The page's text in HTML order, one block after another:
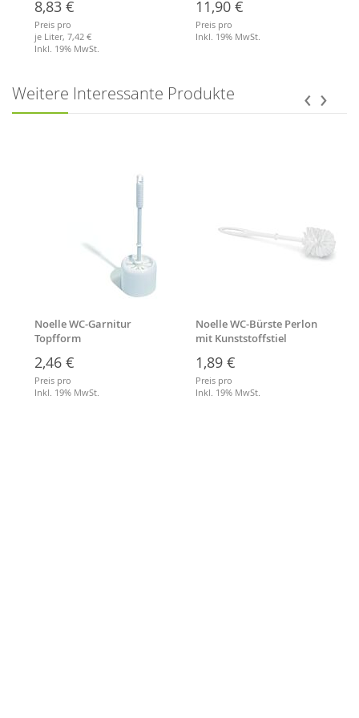
8,83 €
Preis pro
je Liter,7,42 €
Inkl. 19% MwSt.
11,90 €
Preis pro
Inkl. 19% MwSt.
Weitere Interessante Produkte
Noelle WC-Garnitur
Topfform
2,46 €
Preis pro
Inkl. 19% MwSt.
Noelle WC-Bürste Perlon
mit Kunststoffstiel
1,89 €
Preis pro
Inkl. 19% MwSt.
‹ ›